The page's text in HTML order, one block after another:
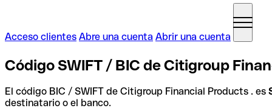
Acceso clientes Abre una cuenta Abrir una cuenta
Código SWIFT / BIC de Citigroup
El código BIC / SWIFT de Citigroup Financial Products . es
destinatario o el banco.